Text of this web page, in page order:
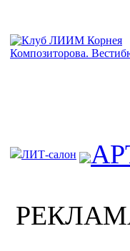
ЛИТ-салон